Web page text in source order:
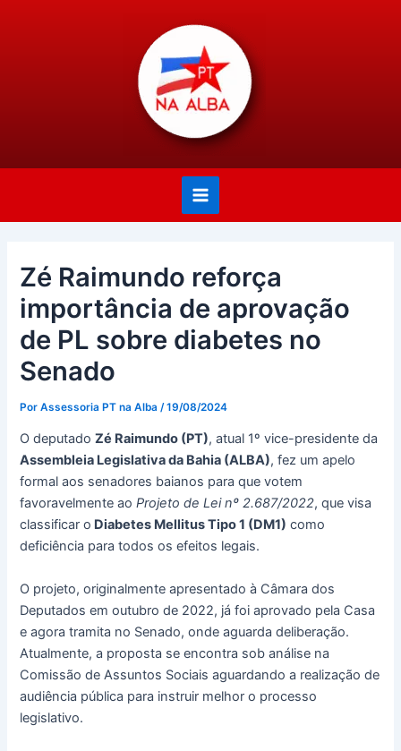
Menu
Zé Raimundo reforça
importância de aprovação
de PL sobre diabetes no
Senado
PorAssessoria PT na Alba/19/08/2024
O deputadoZé Raimundo (PT), atual 1º vice-presidente da
Assembleia Legislativa da Bahia (ALBA), fez um apelo
formal aos senadores baianos para que votem
favoravelmente aoProjeto de Lei nº 2.687/2022, que visa
classificar o Diabetes Mellitus Tipo 1 (DM1) como
deficiência para todos os efeitos legais.
O projeto, originalmente apresentado à Câmara dos
Deputados em outubro de 2022, já foi aprovado pela Casa
e agora tramita no Senado, onde aguarda deliberação.
Atualmente, a proposta se encontra sob análise na
Comissão de Assuntos Sociais aguardando a realização de
audiência pública para instruir melhor o processo
legislativo.